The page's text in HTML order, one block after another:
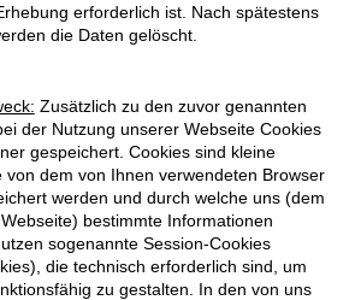
erforderlich ist. Nach spätestens
die Daten gelöscht.
Zusätzlich zu den zuvor genannten
der Nutzung unserer Webseite Cookies
gespeichert. Cookies sind kleine
von dem von Ihnen verwendeten Browser
werden und durch welche uns (dem
bestimmte Informationen
sogenannte Session-Cookies
die technisch erforderlich sind, um
zu gestalten. In den von uns